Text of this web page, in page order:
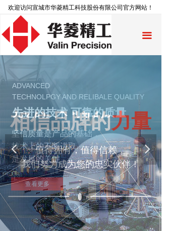
先进的技术 可靠的质量
坚信质量是产品的基础，
技术上的不断进取
是发展的关键
查看更多
ADVANCED
TECHNOLPGY AND RELIBALE QUALITY
相信品牌的力量
值得拥有，值得信赖，
我们努力成为您的忠实伙伴！
넳 넲
끀
欢迎访问宣城市华菱精工科技股份有限公司官方网站！